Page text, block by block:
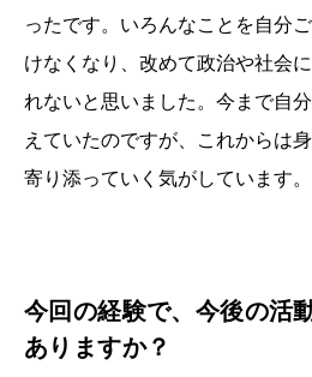
ったです。いろんなことを自分
けなくなり、改めて政治や社会
れないと思いました。今まで自
えていたのですが、これからは
寄り添っていく気がしています。
今回の経験で、今後の活
ありますか？